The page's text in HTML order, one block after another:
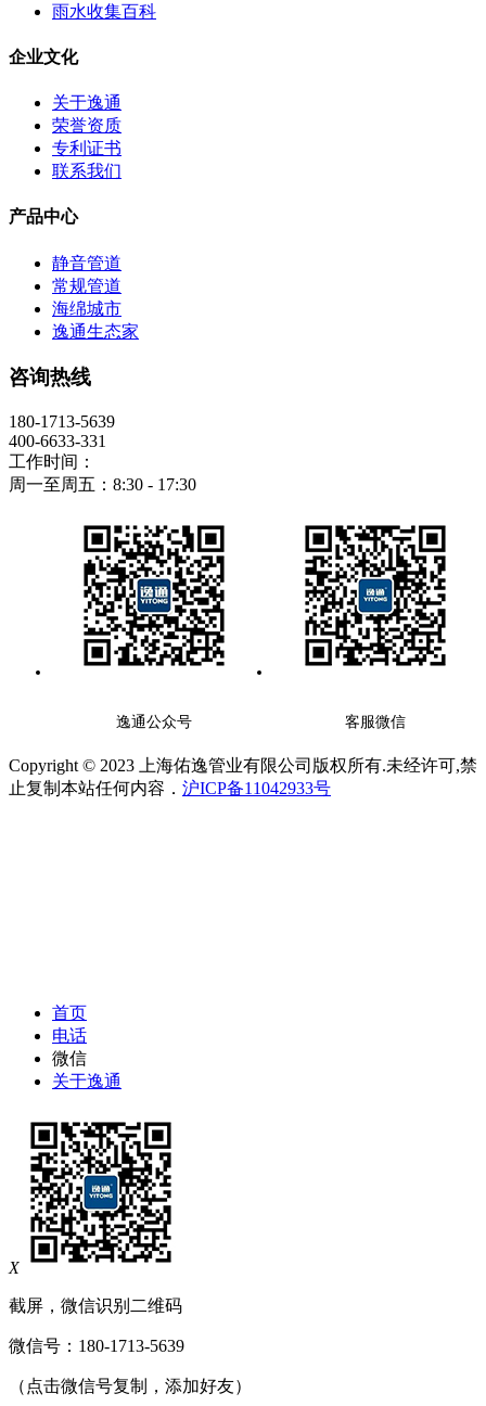
雨水收集百科
企业文化
关于逸通
荣誉资质
专利证书
联系我们
产品中心
静音管道
常规管道
海绵城市
逸通生态家
咨询热线
180-1713-5639
400-6633-331
工作时间：
周一至周五：8:30 - 17:30
逸通公众号 客服微信
Copyright © 2023 上海佑逸管业有限公司版权所有.未经许可,禁
止复制本站任何内容． 沪ICP备11042933号
首页
电话
微信
关于逸通
X
截屏，微信识别二维码
微信号： 180-1713-5639
（点击微信号复制，添加好友）